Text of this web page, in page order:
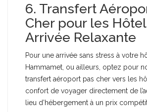
6. Transfert
Cher pour les
Arrivée Relaxante
Pour une arrivée sans stress à votre
Hammamet, ou ailleurs, optez pour
transfert aéroport pas cher vers les
confort de voyager directement de
lieu d’hébergement à un prix